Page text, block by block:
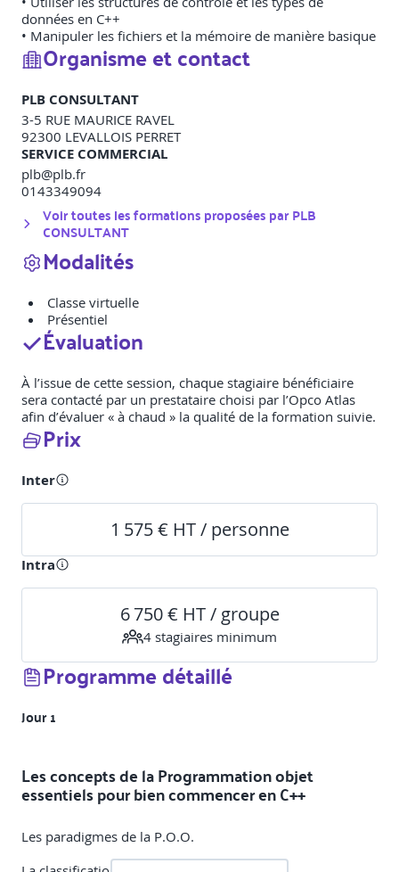
données en C++
• Manipuler les fichiers et la mémoire de manière basique
Organisme et contact
PLB CONSULTANT
3-5 RUE MAURICE RAVEL
92300 LEVALLOIS PERRET
SERVICE COMMERCIAL
plb@plb.fr
0143349094
Voir toutes les formations proposées parPLB
CONSULTANT
Modalités
Classe virtuelle
Présentiel
Évaluation
À l’issue de cette session, chaque stagiaire bénéficiaire
sera contacté par un prestataire choisi par l’Opco Atlas
afin d’évaluer « à chaud » la qualité de la formation suivie.
Prix
Inter
1 575 € HT / personne
Intra
6 750 € HT / groupe
4 stagiaires minimum
Programme détaillé
Jour 1
Les concepts de la Programmation objet
essentiels pour bien commencer en C++
Les paradigmes de la P.O.O.